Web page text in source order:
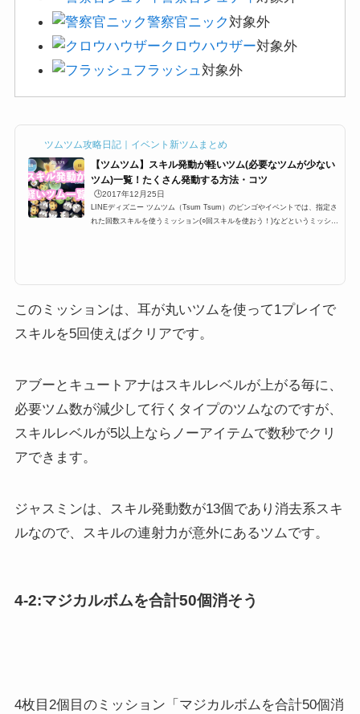
警察官ニック対象外
クロウハウザー対象外
フラッシュ対象外
ツムツム攻略日記｜イベント新ツムまとめ
【ツムツム】スキル発動が軽いツム(必要なツムが少ない
ツム)一覧！たくさん発動する方法・コツ
🕒️2017年12月25日
LINEディズニー ツムツム（Tsum Tsum）のビンゴやイベントでは、指定さ
れた回数スキルを使うミッション(○回スキルを使おう！)などというミッショ
「1プレイでスキルを○回使...
このミッションは、耳が丸いツムを使って1プレイで
スキルを5回使えばクリアです。
アブーとキュートアナはスキルレベルが上がる毎に、
必要ツム数が減少して行くタイプのツムなのですが、
スキルレベルが5以上ならノーアイテムで数秒でクリ
アできます。
ジャスミンは、スキル発動数が13個であり消去系スキ
ルなので、スキルの連射力が意外にあるツムです。
4-2:マジカルボムを合計50個消そう
4枚目2個目のミッション「マジカルボムを合計50個消